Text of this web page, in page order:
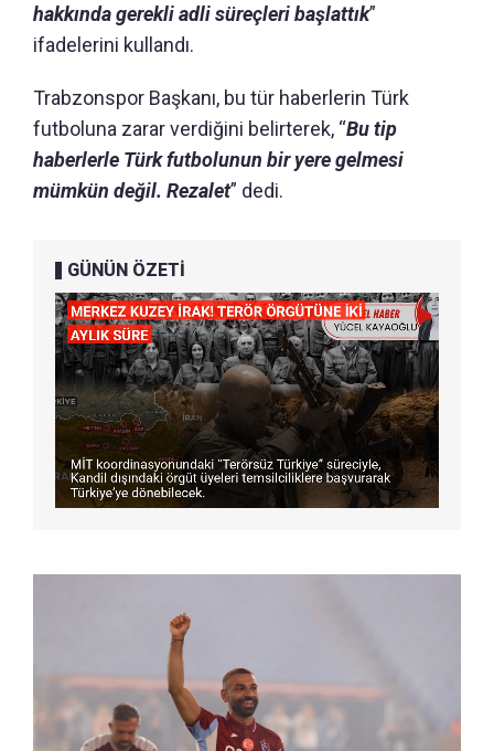
hakkında gerekli adli süreçleri başlattık”
ifadelerini kullandı.
Trabzonspor Başkanı, bu tür haberlerin Türk
futboluna zarar verdiğini belirterek, “Bu tip
haberlerle Türk futbolunun bir yere gelmesi
mümkün değil. Rezalet” dedi.
GÜNÜN ÖZETİ